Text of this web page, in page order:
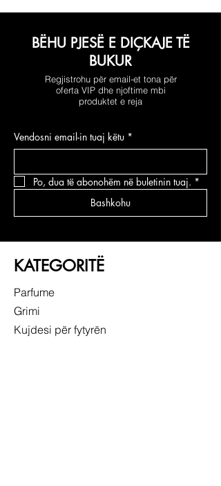
BËHU PJESË E DIÇKAJE TË
BUKUR
Regjistrohu për email-et tona për
oferta VIP dhe njoftime mbi
produktet e reja
Vendosni email-in tuaj këtu *
Po, dua të abonohëm në buletinin tuaj. *
Bashkohu
KATEGORITË
Parfume
Grimi
Kujdesi për fytyrën